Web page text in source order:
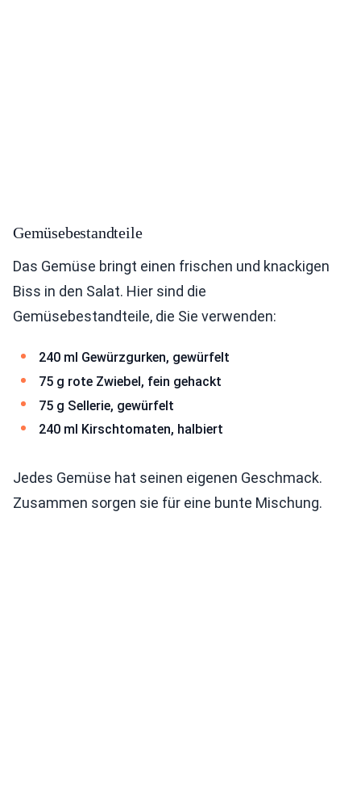
Gemüsebestandteile
Das Gemüse bringt einen frischen und knackigen
Biss in den Salat. Hier sind die
Gemüsebestandteile, die Sie verwenden:
240 ml Gewürzgurken, gewürfelt
75 g rote Zwiebel, fein gehackt
75 g Sellerie, gewürfelt
240 ml Kirschtomaten, halbiert
Jedes Gemüse hat seinen eigenen Geschmack.
Zusammen sorgen sie für eine bunte Mischung.